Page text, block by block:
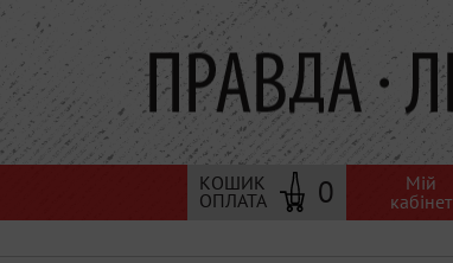
Мій
кабінет
КОШИК
ОПЛАТА 0